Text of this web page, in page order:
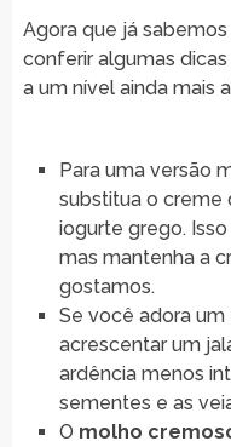
Agora que já
conferir algumas
a um nível ainda mais
Para uma versão
substitua o creme
iogurte grego.
mas mantenha a
gostamos.
Se você adora
acrescentar um
ardência menos
sementes e as
O molho